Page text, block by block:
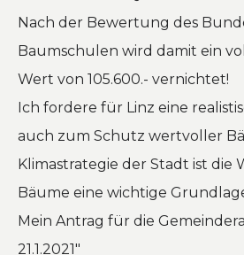
Nach der Bewertung des
Baumschulen wird damit ein
Wert von 105.600.- vernichtet!
Ich fordere für Linz eine
auch zum Schutz wertvoller
Klimastrategie der Stadt ist die
Bäume eine wichtige
Mein Antrag für die
21.1.2021″